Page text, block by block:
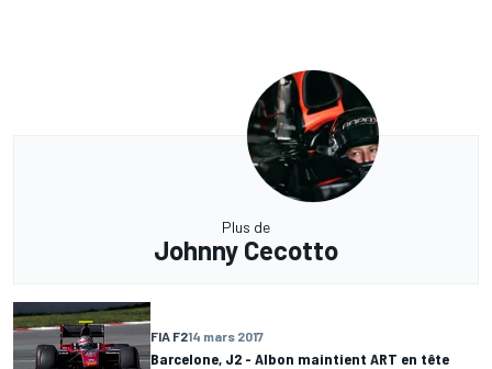
Plus de
Johnny Cecotto
FIA F214 mars 2017
Barcelone, J2 - Albon maintient ART en tête